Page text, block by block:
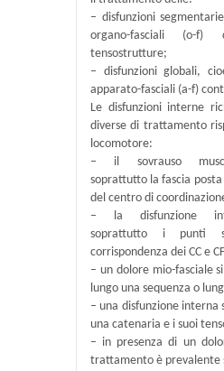
– disfunzioni
organo-fasciali (o-f)
tensostrutture;
– disfunzioni globali,
apparato-fasciali (a-f)
Le disfunzioni interne
diverse di trattamento
locomotore:
– il sovrauso
soprattutto la fascia
del centro di
– la disfunzione
soprattutto i punti
corrispondenza dei CC e
– un dolore mio-fasciale
lungo una sequenza o
– una disfunzione interna
una catenaria e i suoi
– in presenza di un
trattamento è prevalente